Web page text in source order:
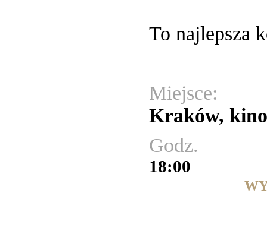
To najlepsza
Miejsce:
Kraków,
Godz.
18:00